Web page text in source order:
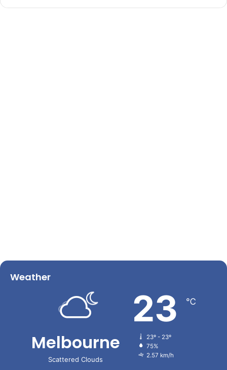
Weather
Melbourne
Scattered Clouds
23 ℃
23º - 23º
75%
2.57 km/h